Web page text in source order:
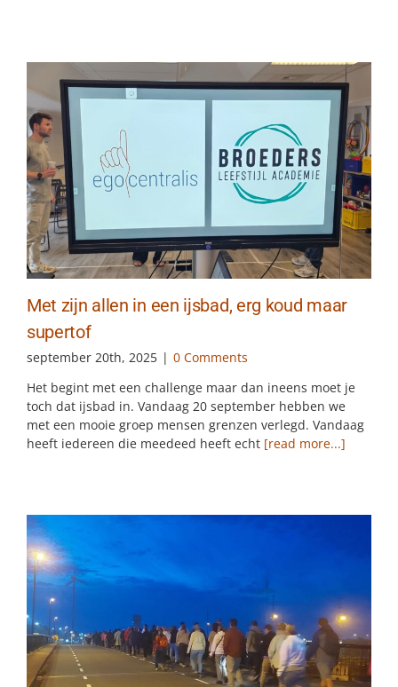
Met zijn allen in een ijsbad, erg koud maar
supertof
september 20th, 2025 | 0 Comments
Het begint met een challenge maar dan ineens moet je
toch dat ijsbad in. Vandaag 20 september hebben we
met een mooie groep mensen grenzen verlegd. Vandaag
heeft iedereen die meedeed heeft echt[read more...]